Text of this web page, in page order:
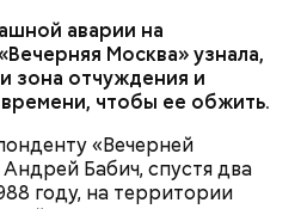
аварии на
Москва» узнала,
зона отчуждения и
чтобы ее обжить.
«Вечерней
Бабич, спустя два
году, на территории
— прибыльный